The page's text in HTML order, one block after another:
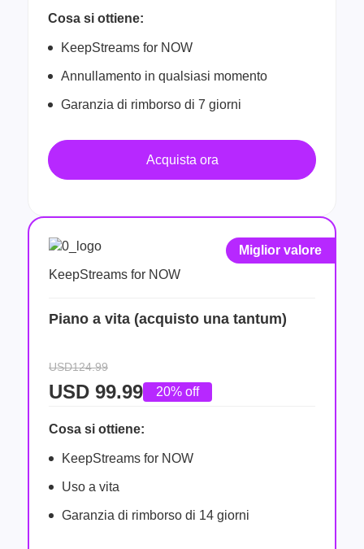
Cosa si ottiene:
KeepStreams for NOW
Annullamento in qualsiasi momento
Garanzia di rimborso di 7 giorni
Acquista ora
Miglior valore
KeepStreams for NOW
Piano a vita (acquisto una tantum)
USD124.99
USD 99.99 20% off
Cosa si ottiene:
KeepStreams for NOW
Uso a vita
Garanzia di rimborso di 14 giorni